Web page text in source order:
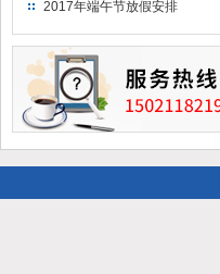
2017年端午节放假安排